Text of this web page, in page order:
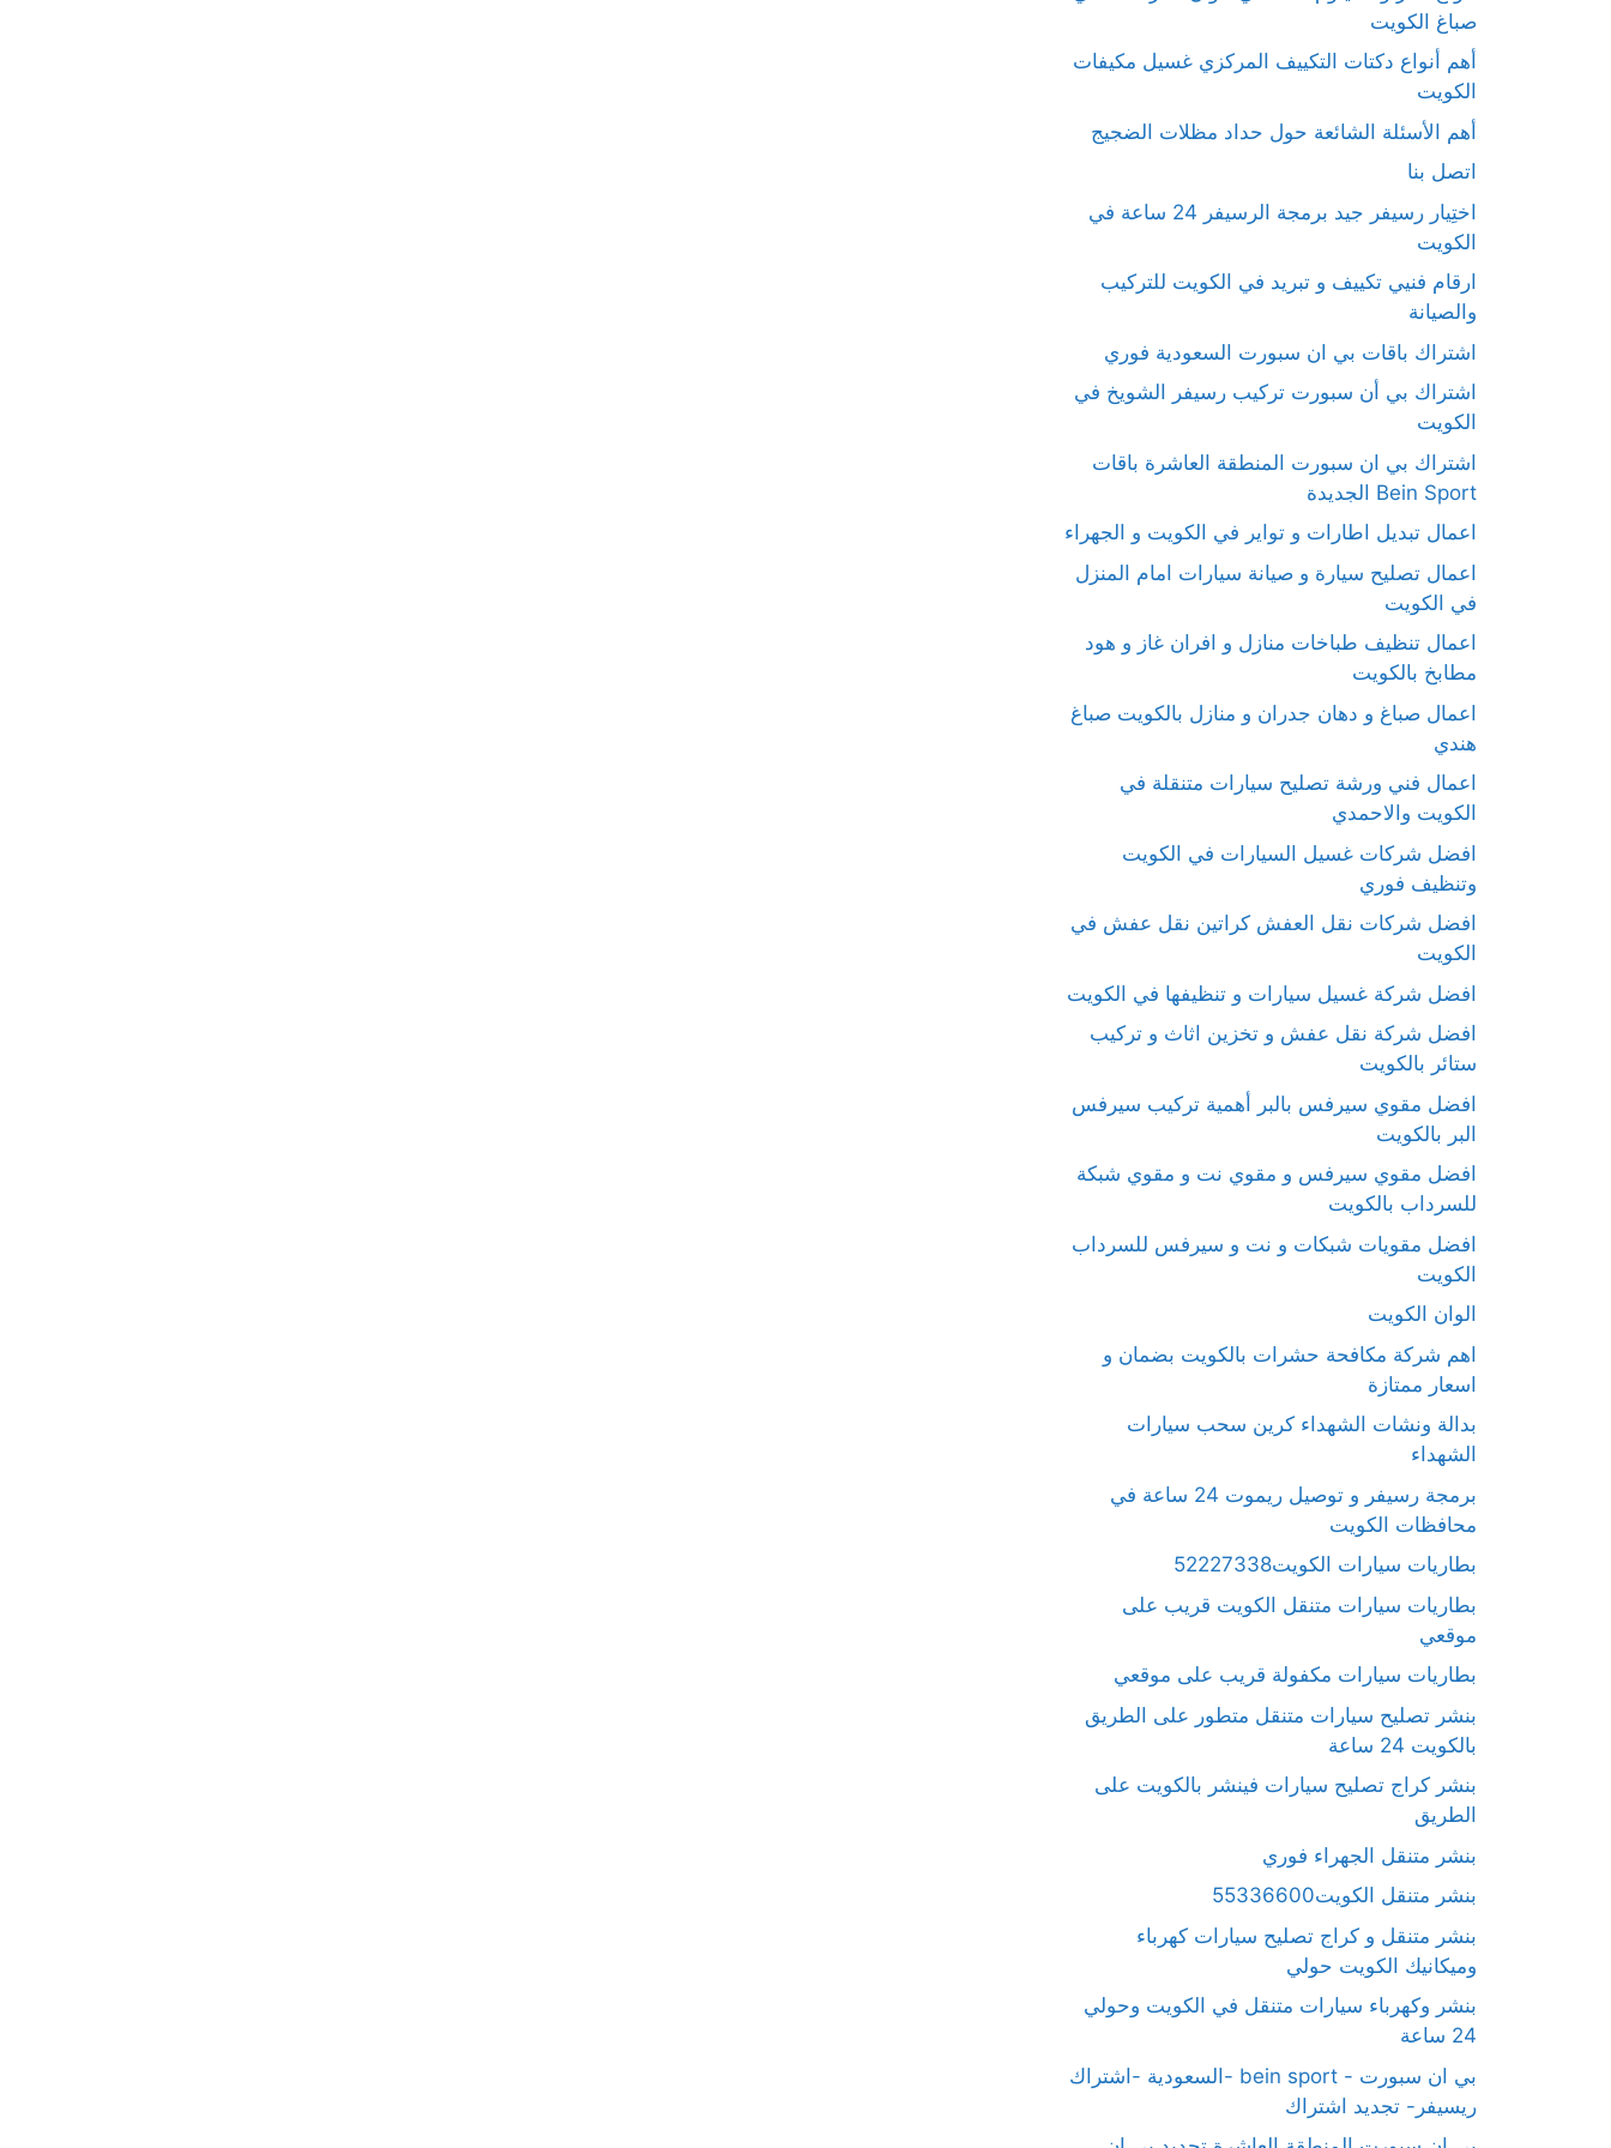
صباغ الكويت
أهم أنواع دكتات التكييف المركزي غسيل مكيفات
الكويت
أهم الأسئلة الشائعة حول حداد مظلات الضجيج
اتصل بنا
اختِيار رسيفر جيد برمجة الرسيفر 24 ساعة في
الكويت
ارقام فنيي تكييف و تبريد في الكويت للتركيب
والصيانة
اشتراك باقات بي ان سبورت السعودية فوري
اشتراك بي أن سبورت تركيب رسيفر الشويخ في
الكويت
اشتراك بي ان سبورت المنطقة العاشرة باقات
Bein Sport الجديدة
اعمال تبديل اطارات و تواير في الكويت و الجهراء
اعمال تصليح سيارة و صيانة سيارات امام المنزل
في الكويت
اعمال تنظيف طباخات منازل و افران غاز و هود
مطابخ بالكويت
اعمال صباغ و دهان جدران و منازل بالكويت صباغ
هندي
اعمال فني ورشة تصليح سيارات متنقلة في
الكويت والاحمدي
افضل شركات غسيل السيارات في الكويت
وتنظيف فوري
افضل شركات نقل العفش كراتين نقل عفش في
الكويت
افضل شركة غسيل سيارات و تنظيفها في الكويت
افضل شركة نقل عفش و تخزين اثاث و تركيب
ستائر بالكويت
افضل مقوي سيرفس بالبر أهمية تركيب سيرفس
البر بالكويت
افضل مقوي سيرفس و مقوي نت و مقوي شبكة
للسرداب بالكويت
افضل مقويات شبكات و نت و سيرفس للسرداب
الكويت
الوان الكويت
اهم شركة مكافحة حشرات بالكويت بضمان و
اسعار ممتازة
بدالة ونشات الشهداء كرين سحب سيارات
الشهداء
برمجة رسيفر و توصيل ريموت 24 ساعة في
محافظات الكويت
بطاريات سيارات الكويت52227338
بطاريات سيارات متنقل الكويت قريب على
موقعي
بطاريات سيارات مكفولة قريب على موقعي
بنشر تصليح سيارات متنقل متطور على الطريق
بالكويت 24 ساعة
بنشر كراج تصليح سيارات فينشر بالكويت على
الطريق
بنشر متنقل الجهراء فوري
بنشر متنقل الكويت55336600
بنشر متنقل و كراج تصليح سيارات كهرباء
وميكانيك الكويت حولي
بنشر وكهرباء سيارات متنقل في الكويت وحولي
24 ساعة
بي ان سبورت - bein sport -السعودية -اشتراك
ريسيفر- تجديد اشتراك